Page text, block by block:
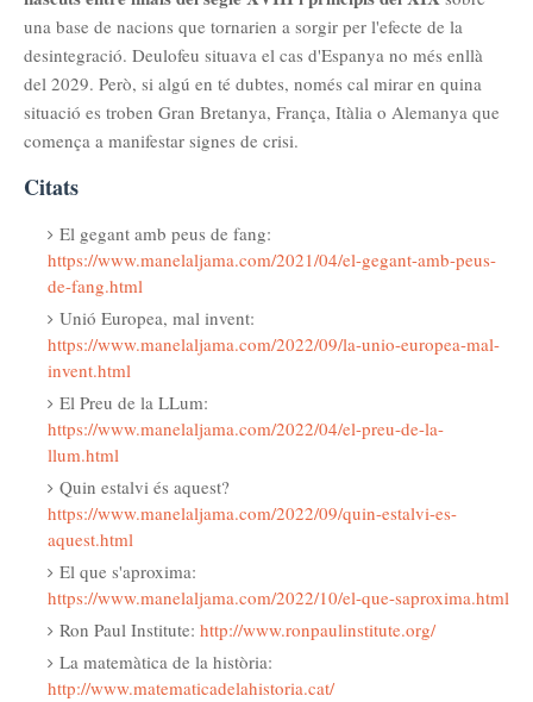
una base de nacions que tornarien a sorgir per l'efecte de la
desintegració. Deulofeu situava el cas d'Espanya no més enllà
del 2029. Però, si algú en té dubtes, només cal mirar en quina
situació es troben Gran Bretanya, França, Itàlia o Alemanya que
comença a manifestar signes de crisi.
Citats
El gegant amb peus de fang:
https://www.manelaljama.com/2021/04/el-gegant-amb-peus-
de-fang.html
Unió Europea, mal invent:
https://www.manelaljama.com/2022/09/la-unio-europea-mal-
invent.html
El Preu de la LLum:
https://www.manelaljama.com/2022/04/el-preu-de-la-
llum.html
Quin estalvi és aquest?
https://www.manelaljama.com/2022/09/quin-estalvi-es-
aquest.html
El que s'aproxima:
https://www.manelaljama.com/2022/10/el-que-saproxima.html
Ron Paul Institute: http://www.ronpaulinstitute.org/
La matemàtica de la història:
http://www.matematicadelahistoria.cat/